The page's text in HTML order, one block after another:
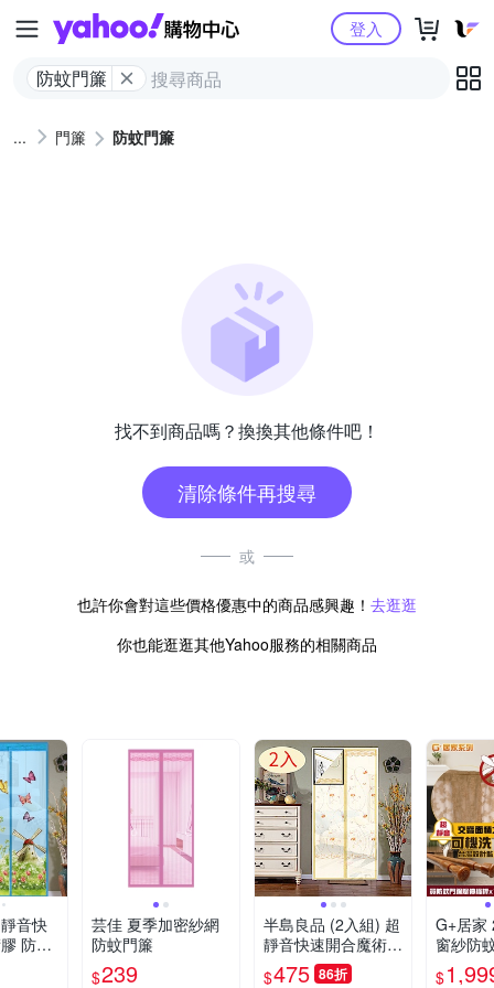
Yahoo購物中心
防蚊門簾
登入
門簾 防蚊門簾
找不到商品嗎？換換其他條件吧！
清除條件再搜尋
或
也許你會對這些價格優惠中的商品感興趣！ 去逛逛
你也能逛逛其他Yahoo服務的相關商品
音快
防蚊
芸佳 夏季加密紗網
防蚊門簾
$239
半島良品 (2入組) 超
靜音快速開合魔術膠
無痕安裝防蚊門簾-
$475 86折
G+居家
窗紗防
伸縮桿
$